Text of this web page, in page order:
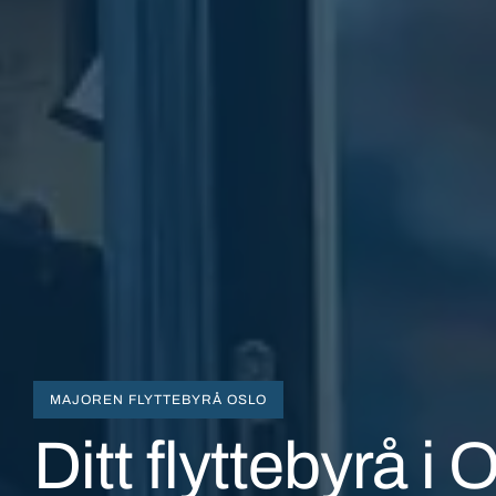
MAJOREN FLYTTEBYRÅ OSLO
Ditt flyttebyrå i